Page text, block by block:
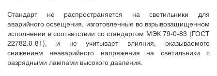
Стандарт не распространяется на светильники для
аварийного освещения, изготовленные во взрывозащищенном
исполнении в соответствии со стандартом МЭК 79-0-83 (ГОСТ
22782.0-81), и не учитывает влияния, оказываемого
снижением неаварийного напряжения на светильники с
разрядными лампами высокого давления.